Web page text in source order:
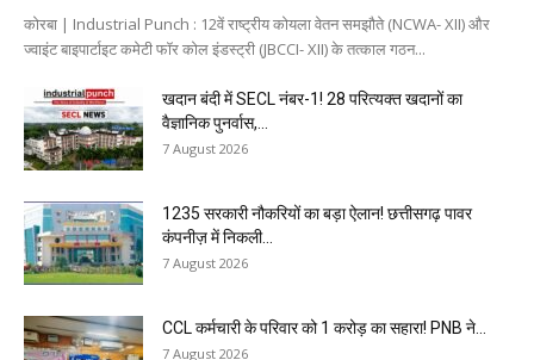
कोरबा | Industrial Punch : 12वें राष्ट्रीय कोयला वेतन समझौते (NCWA- XII) और
ज्वाइंट बाइपार्टाइट कमेटी फॉर कोल इंडस्ट्री (JBCCI- XII) के तत्काल गठन...
खदान बंदी में SECL नंबर-1! 28 परित्यक्त खदानों का
वैज्ञानिक पुनर्वास,...
7 August 2026
1235 सरकारी नौकरियों का बड़ा ऐलान! छत्तीसगढ़ पावर
कंपनीज़ में निकली...
7 August 2026
CCL कर्मचारी के परिवार को ₹1 करोड़ का सहारा! PNB ने...
7 August 2026